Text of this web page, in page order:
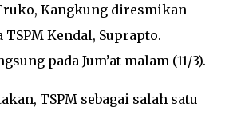
Kangkung diresmikan
TSPM Kendal, Suprapto.
pada Jum’at malam (11/3).
TSPM sebagai salah satu